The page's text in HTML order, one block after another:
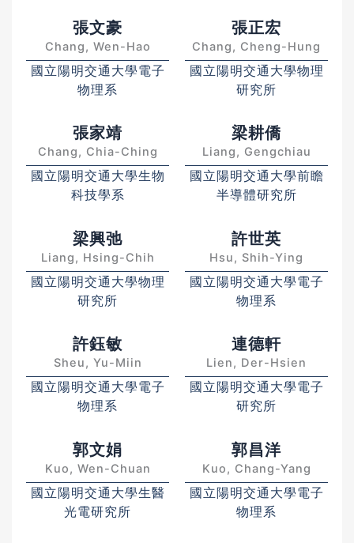
張文豪
Chang, Wen-Hao
國立陽明交通大學電子
物理系
張正宏
Chang, Cheng-Hung
國立陽明交通大學物理
研究所
張家靖
Chang, Chia-Ching
國立陽明交通大學生物
科技學系
梁耕僑
Liang, Gengchiau
國立陽明交通大學前瞻
半導體研究所
梁興弛
Liang, Hsing-Chih
國立陽明交通大學物理
研究所
許世英
Hsu, Shih-Ying
國立陽明交通大學電子
物理系
許鈺敏
Sheu, Yu-Miin
國立陽明交通大學電子
物理系
連德軒
Lien, Der-Hsien
國立陽明交通大學電子
研究所
郭文娟
Kuo, Wen-Chuan
國立陽明交通大學生醫
光電研究所
郭昌洋
Kuo, Chang-Yang
國立陽明交通大學電子
物理系